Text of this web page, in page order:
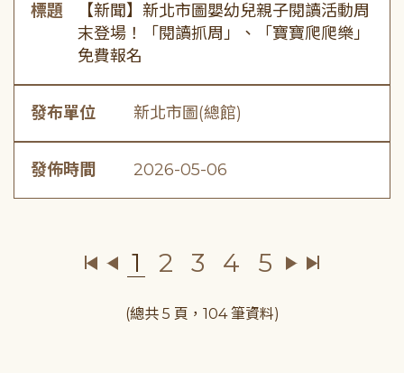
標題
【新聞】新北市圖嬰幼兒親子閱讀活動周
末登場！「閱讀抓周」、「寶寶爬爬樂」
免費報名
發布單位 新北市圖(總館)
發佈時間 2026-05-06
1 2 3 4 5
(總共 5 頁，104 筆資料)